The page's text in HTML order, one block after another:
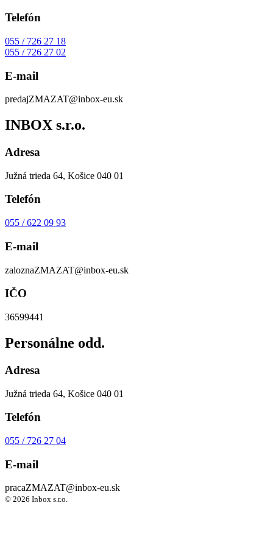
Telefón
055 / 726 27 18
055 / 726 27 02
E-mail
predajZMAZAT@inbox-eu.sk
INBOX s.r.o.
Adresa
Južná trieda 64, Košice 040 01
Telefón
055 / 622 09 93
E-mail
zaloznaZMAZAT@inbox-eu.sk
IČO
36599441
Personálne odd.
Adresa
Južná trieda 64, Košice 040 01
Telefón
055 / 726 27 04
E-mail
pracaZMAZAT@inbox-eu.sk
© 2026 Inbox s.r.o.